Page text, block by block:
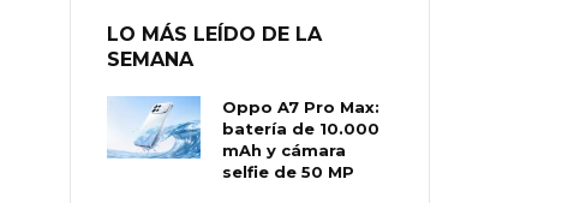
LO MÁS LEÍDO DE LA
SEMANA
Oppo A7 Pro Max:
batería de 10.000
mAh y cámara
selfie de 50 MP